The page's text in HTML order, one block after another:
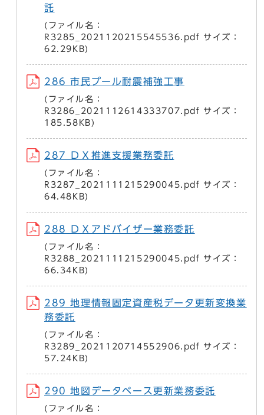
託
(ファイル名：
R3285_2021120215545536.pdf サイズ：
62.29KB)
286 市民プール耐震補強工事
(ファイル名：
R3286_2021112614333707.pdf サイズ：
185.58KB)
287 ＤＸ推進支援業務委託
(ファイル名：
R3287_2021111215290045.pdf サイズ：
64.48KB)
288 ＤＸアドバイザー業務委託
(ファイル名：
R3288_2021111215290045.pdf サイズ：
66.34KB)
289 地理情報固定資産税データ更新変換業
務委託
(ファイル名：
R3289_2021120714552906.pdf サイズ：
57.24KB)
290 地図データベース更新業務委託
(ファイル名：